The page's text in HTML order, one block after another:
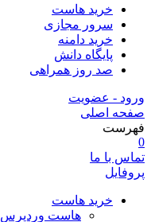
خرید هاست
سرور مجازی
خرید دامنه
پایگاه دانش
صد روز همراهی
ورود - عضویت
صفحه اصلی
فهرست
0
تماس با ما
پروفایل
خرید هاست
هاست وردپرس